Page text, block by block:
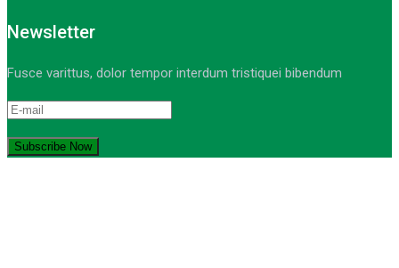
Newsletter
Fusce varittus, dolor tempor interdum tristiquei bibendum